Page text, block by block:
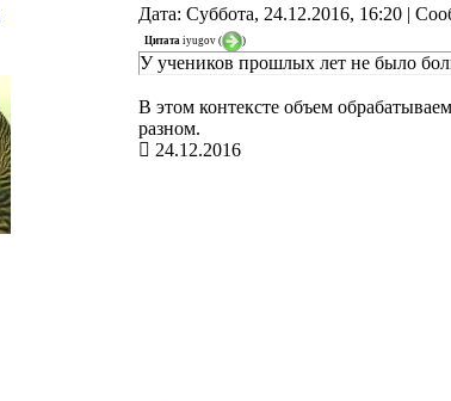
Дата: Суббота, 24.12.2016, 16:20 |
Цитата iyugov ( )
У учеников прошлых лет не было
В этом контексте объем
разном.
24.12.2016